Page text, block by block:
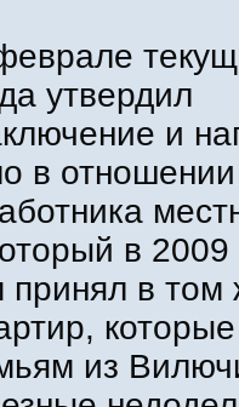
утвердил
и
в
в 2009
принял в
из